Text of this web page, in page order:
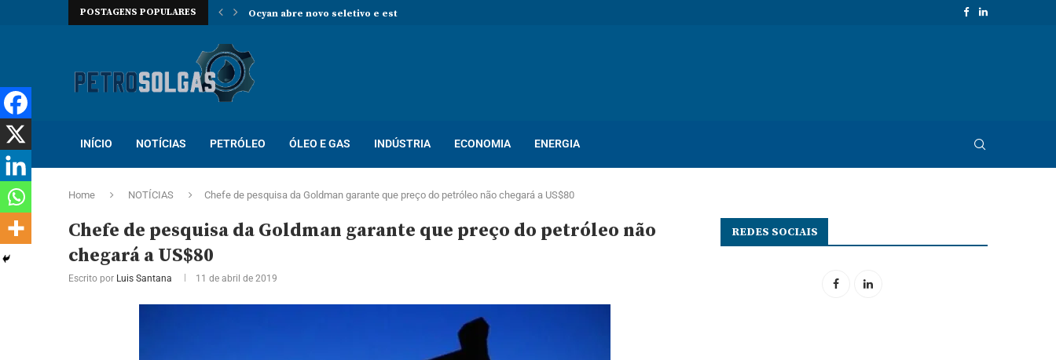
POSTAGENS POPULARES Oceaneering contrata novas pessoas para ocupar vagas de...
INÍCIO NOTÍCIAS PETRÓLEO ÓLEO E GAS INDÚSTRIA ECONOMIA ENERGIA
Home NOTÍCIAS Chefe de pesquisa da Goldman garante que preço do petróleo não chegará a US$80
Chefe de pesquisa da Goldman garante que preço do petróleo não
chegará a US$80
Escrito por Luis Santana 11 de abril de 2019
REDES SOCIAIS